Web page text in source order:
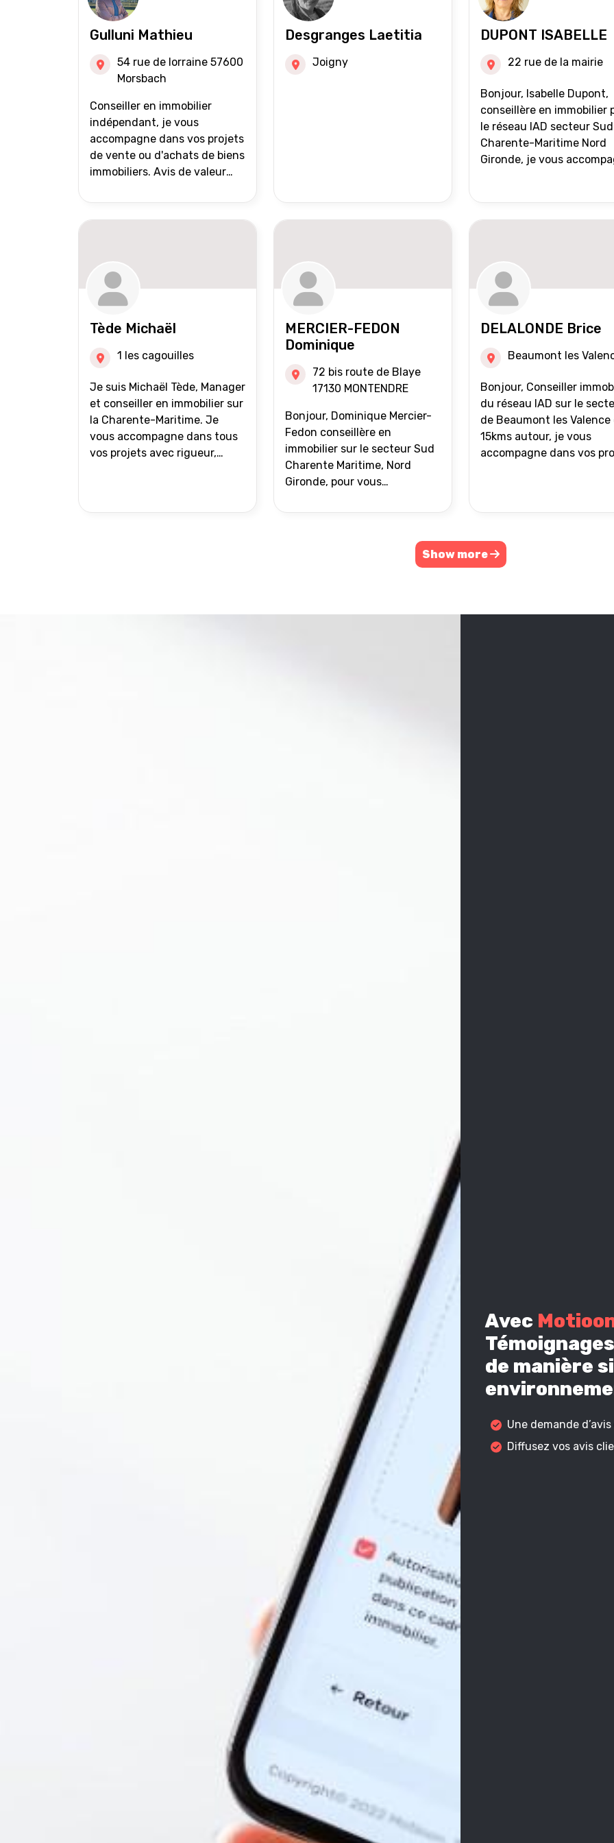
Gulluni Mathieu
54 rue de lorraine 57600
Morsbach
Conseiller en immobilier
indépendant, je vous
accompagne dans vos projets
de vente ou d'achats de biens
immobiliers. Avis de valeur
suivi personnalisés Mise en
avant du bien grâce à des
(niveau national et
international) Validation du
financement des acquéreurs
auprès de partenaires
financiers Portefeuille de
clients acquéreurs travaillé et
Vente en partage grâce au
réseau Iad France et Iad
Deutschland Inter agence
Desgranges Laetitia
Joigny
DUPONT ISABELLE
22 rue de la mairie
Bonjour, Isabelle Dupont,
conseillère en immobilier
le réseau IAD secteur Sud
Charente-Maritime Nord
Gironde, je vous
Tède Michaël
1 les cagouilles
Je suis Michaël Tède, Manager
et conseiller en immobilier sur
la Charente-Maritime. Je
vous accompagne dans tous
vos projets avec rigueur,
MERCIER-FEDON
Dominique
72 bis route de Blaye
17130 MONTENDRE
Bonjour, Dominique Mercier-
Fedon conseillère en
immobilier sur le secteur Sud
Charente Maritime, Nord
Gironde, pour vous
projets immobiliers.
DELALONDE Brice
Beaumont les
Bonjour, Conseiller immobilier
du réseau IAD sur le
de Beaumont les Valence
15kms autour, je vous
accompagne dans vos
Show more
Avec
de manière
Une demande
Diffusez vos avis